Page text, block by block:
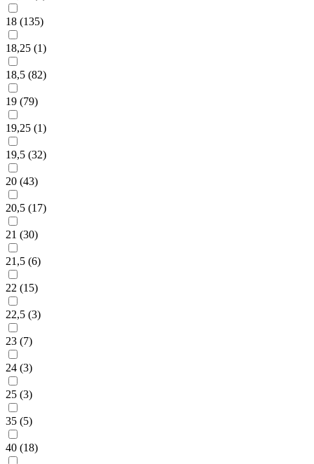
18 (135)
18,25 (1)
18,5 (82)
19 (79)
19,25 (1)
19,5 (32)
20 (43)
20,5 (17)
21 (30)
21,5 (6)
22 (15)
22,5 (3)
23 (7)
24 (3)
25 (3)
35 (5)
40 (18)